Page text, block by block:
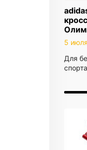
5
Для